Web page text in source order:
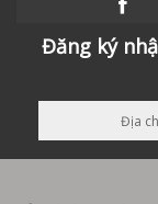
Đăng ký